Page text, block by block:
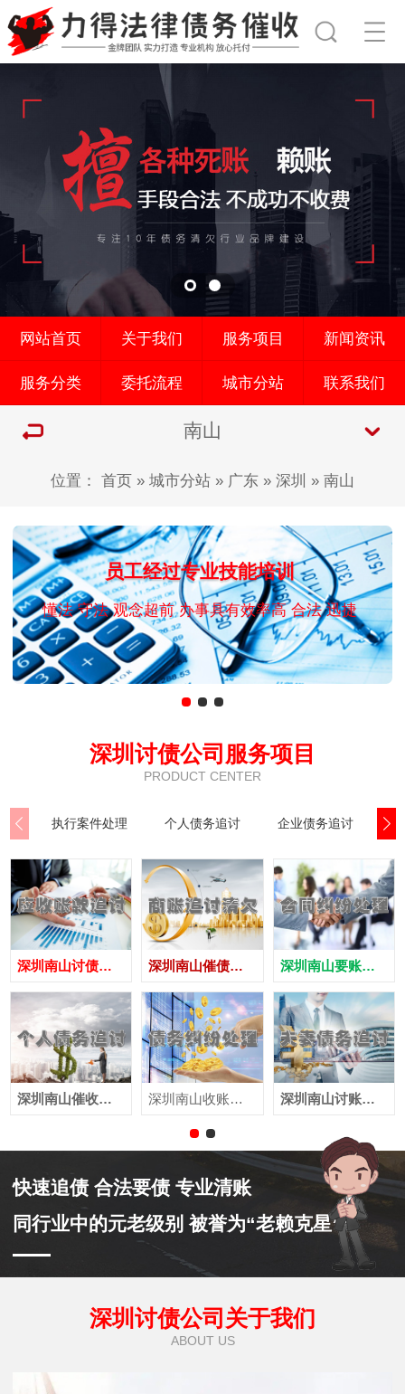
网站首页 关于我们 服务项目 新闻资讯
服务分类 委托流程 城市分站 联系我们
南山
位置： 首页 » 城市分站 » 广东 » 深圳 » 南山
员工经过专业技能培训
懂法 守法 观念超前 办事具有效率高 合法 迅捷
深圳讨债公司服务项目
PRODUCT CENTER
执行案件处理 个人债务追讨 企业债务追讨
深圳南山讨债公司
深圳南山催收公司
深圳南山催债公司
深圳南山收账公司
深圳南山要账公司
深圳南山讨账公司
快速追债 合法要债 专业清账
同行业中的元老级别 被誉为“老赖克星”
深圳讨债公司关于我们
ABOUT US